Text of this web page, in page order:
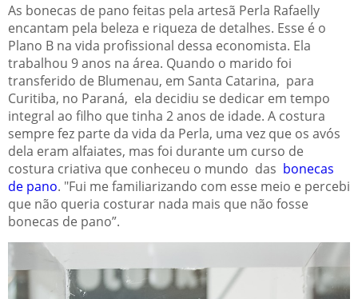
As bonecas de pano feitas pela artesã Perla Rafaelly
encantam pela beleza e riqueza de detalhes. Esse é o
Plano B na vida profissional dessa economista. Ela
trabalhou 9 anos na área. Quando o marido foi
transferido de Blumenau, em Santa Catarina, para
Curitiba, no Paraná, ela decidiu se dedicar em tempo
integral ao filho que tinha 2 anos de idade. A costura
sempre fez parte da vida da Perla, uma vez que os avós
dela eram alfaiates, mas foi durante um curso de
costura criativa que conheceu o mundo das bonecas
de pano. "Fui me familiarizando com esse meio e percebi
que não queria costurar nada mais que não fosse
bonecas de pano”.